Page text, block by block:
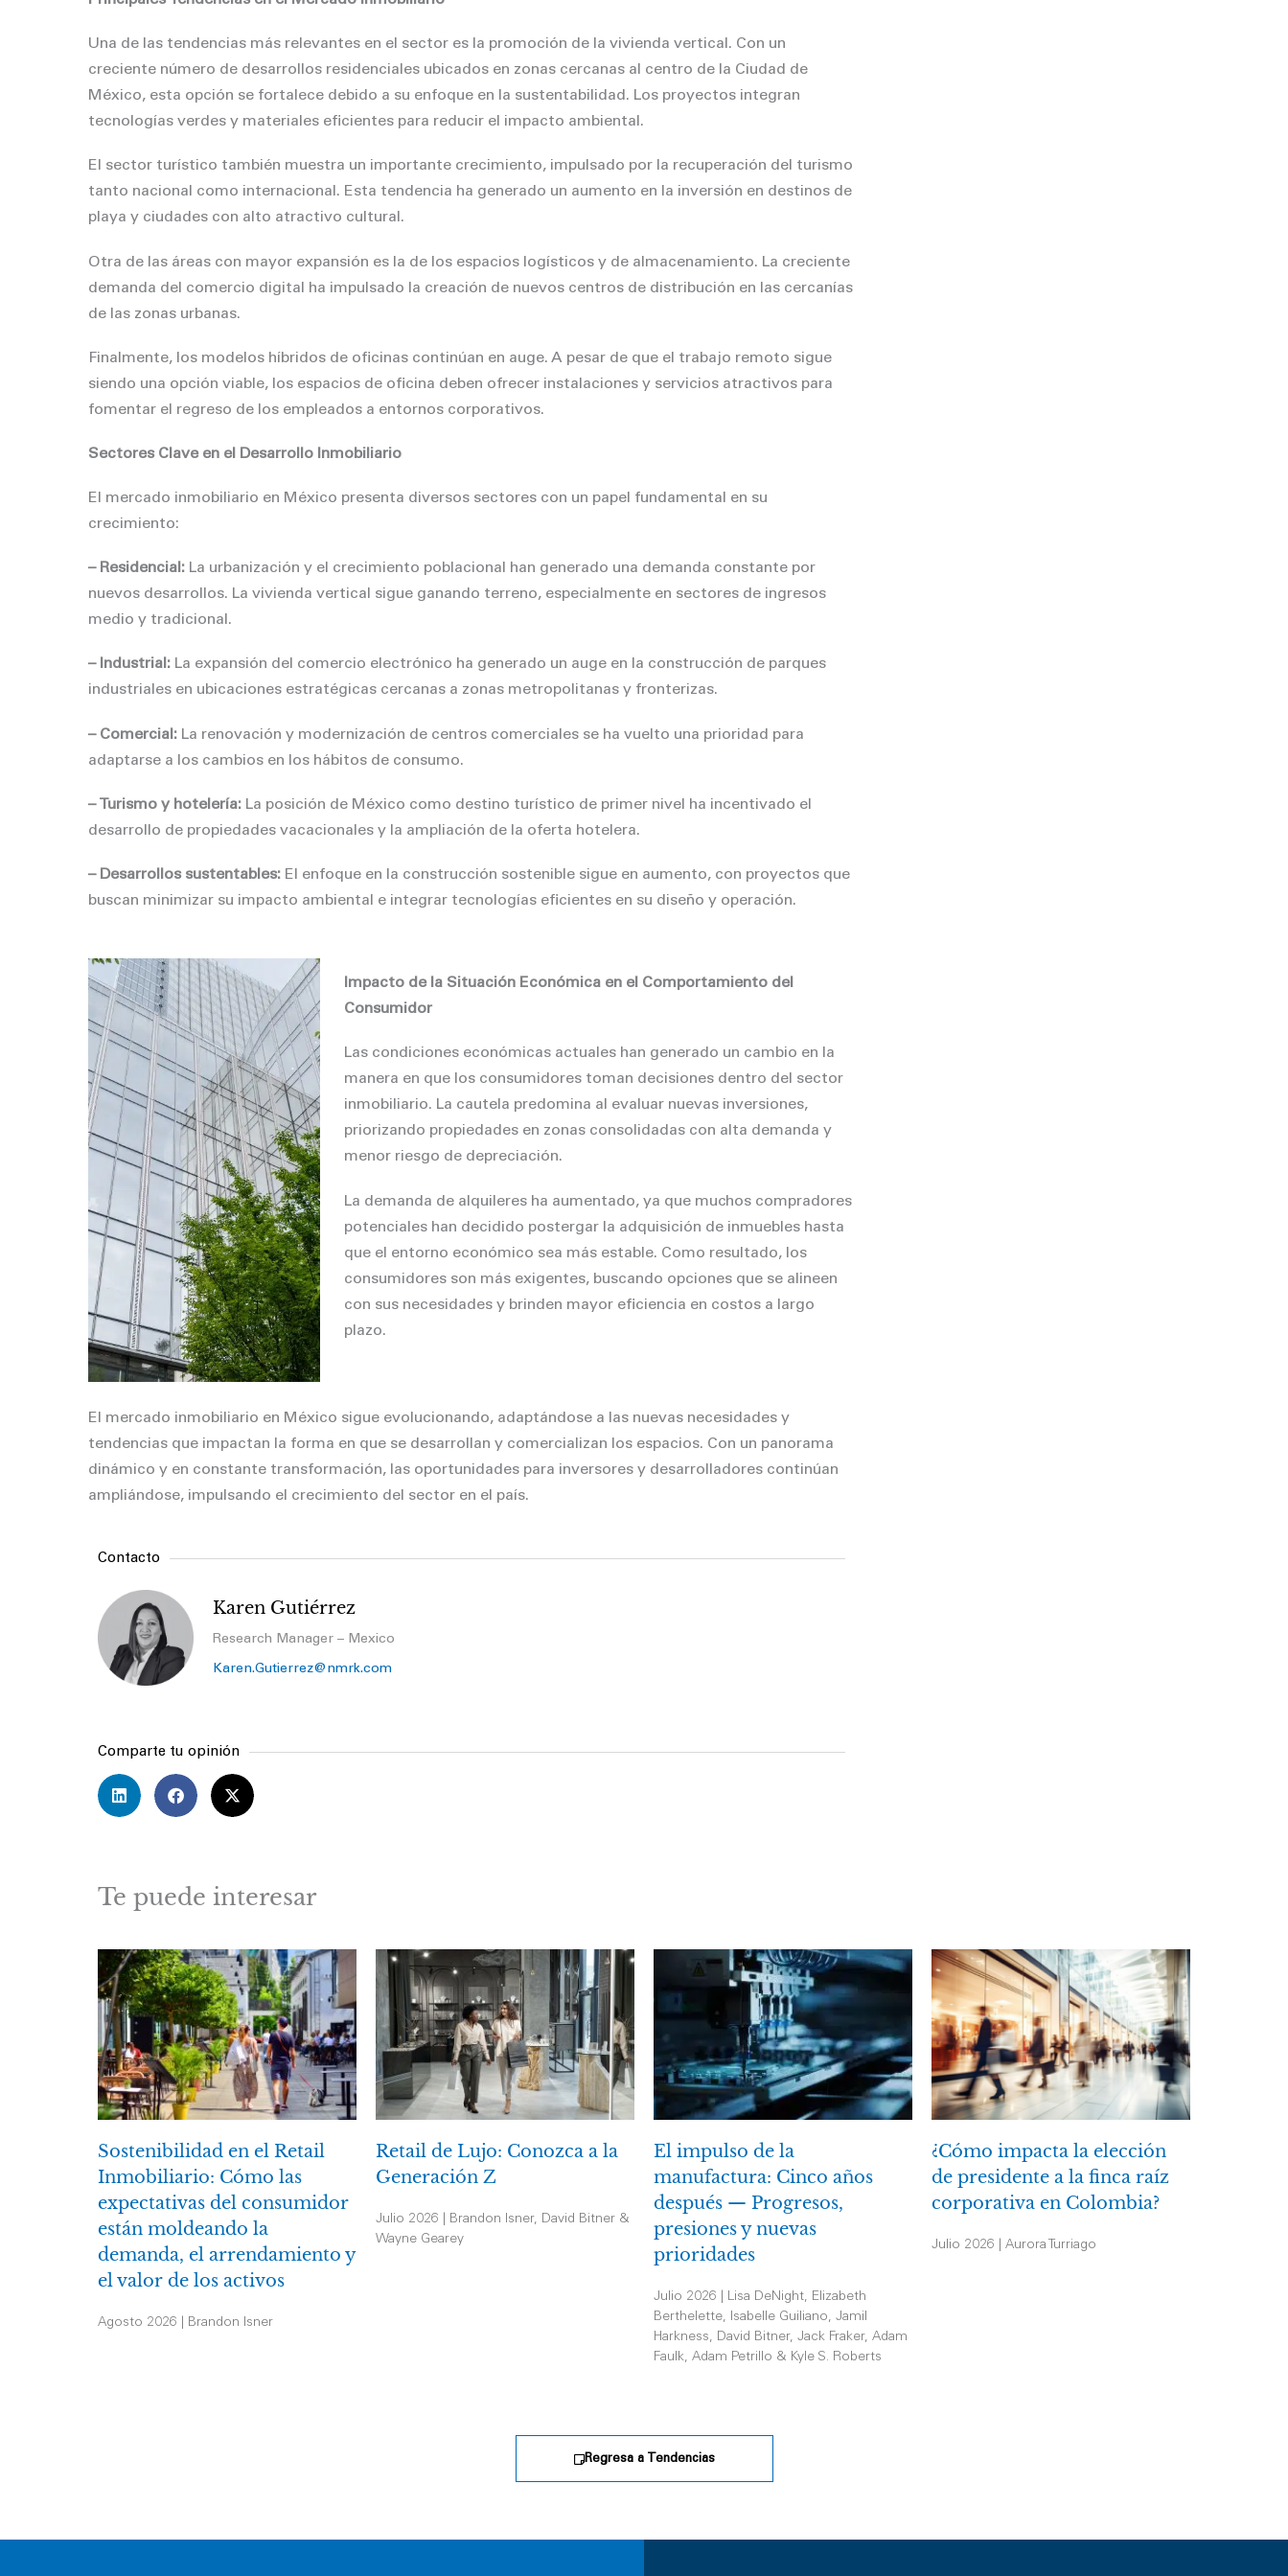
Una de las tendencias más relevantes en el sector es la promoción de la vivienda vertical. Con un
creciente número de desarrollos residenciales ubicados en zonas cercanas al centro de la Ciudad de
México, esta opción se fortalece debido a su enfoque en la sustentabilidad. Los proyectos integran
tecnologías verdes y materiales eficientes para reducir el impacto ambiental.
El sector turístico también muestra un importante crecimiento, impulsado por la recuperación del turismo
tanto nacional como internacional. Esta tendencia ha generado un aumento en la inversión en destinos de
playa y ciudades con alto atractivo cultural.
Otra de las áreas con mayor expansión es la de los espacios logísticos y de almacenamiento. La creciente
demanda del comercio digital ha impulsado la creación de nuevos centros de distribución en las cercanías
de las zonas urbanas.
Finalmente, los modelos híbridos de oficinas continúan en auge. A pesar de que el trabajo remoto sigue
siendo una opción viable, los espacios de oficina deben ofrecer instalaciones y servicios atractivos para
fomentar el regreso de los empleados a entornos corporativos.
Sectores Clave en el Desarrollo Inmobiliario
El mercado inmobiliario en México presenta diversos sectores con un papel fundamental en su
crecimiento:
– Residencial: La urbanización y el crecimiento poblacional han generado una demanda constante por
nuevos desarrollos. La vivienda vertical sigue ganando terreno, especialmente en sectores de ingresos
medio y tradicional.
– Industrial: La expansión del comercio electrónico ha generado un auge en la construcción de parques
industriales en ubicaciones estratégicas cercanas a zonas metropolitanas y fronterizas.
– Comercial: La renovación y modernización de centros comerciales se ha vuelto una prioridad para
adaptarse a los cambios en los hábitos de consumo.
– Turismo y hotelería: La posición de México como destino turístico de primer nivel ha incentivado el
desarrollo de propiedades vacacionales y la ampliación de la oferta hotelera.
– Desarrollos sustentables: El enfoque en la construcción sostenible sigue en aumento, con proyectos que
buscan minimizar su impacto ambiental e integrar tecnologías eficientes en su diseño y operación.
Impacto de la Situación Económica en el Comportamiento del
Consumidor
Las condiciones económicas actuales han generado un cambio en la
manera en que los consumidores toman decisiones dentro del sector
inmobiliario. La cautela predomina al evaluar nuevas inversiones,
priorizando propiedades en zonas consolidadas con alta demanda y
menor riesgo de depreciación.
La demanda de alquileres ha aumentado, ya que muchos compradores
potenciales han decidido postergar la adquisición de inmuebles hasta
que el entorno económico sea más estable. Como resultado, los
consumidores son más exigentes, buscando opciones que se alineen
con sus necesidades y brinden mayor eficiencia en costos a largo
plazo.
El mercado inmobiliario en México sigue evolucionando, adaptándose a las nuevas necesidades y
tendencias que impactan la forma en que se desarrollan y comercializan los espacios. Con un panorama
dinámico y en constante transformación, las oportunidades para inversores y desarrolladores continúan
ampliándose, impulsando el crecimiento del sector en el país.
Contacto
Karen Gutiérrez
Research Manager – Mexico
Karen.Gutierrez@nmrk.com
Comparte tu opinión
Te puede interesar
Sostenibilidad en el Retail
Inmobiliario: Cómo las
expectativas del consumidor
están moldeando la
demanda, el arrendamiento y
el valor de los activos
Agosto 2026 | Brandon Isner
Retail de Lujo: Conozca a la
Generación Z
Julio 2026 | Brandon Isner, David Bitner &
Wayne Gearey
El impulso de la
manufactura: Cinco años
después — Progresos,
presiones y nuevas
prioridades
Julio 2026 | Lisa DeNight, Elizabeth
Berthelette, Isabelle Guiliano, Jamil
Harkness, David Bitner, Jack Fraker, Adam
Faulk, Adam Petrillo & Kyle S. Roberts
¿Cómo impacta la elección
de presidente a la finca raíz
corporativa en Colombia?
Julio 2026 | Aurora Turriago
Regresa a Tendencias